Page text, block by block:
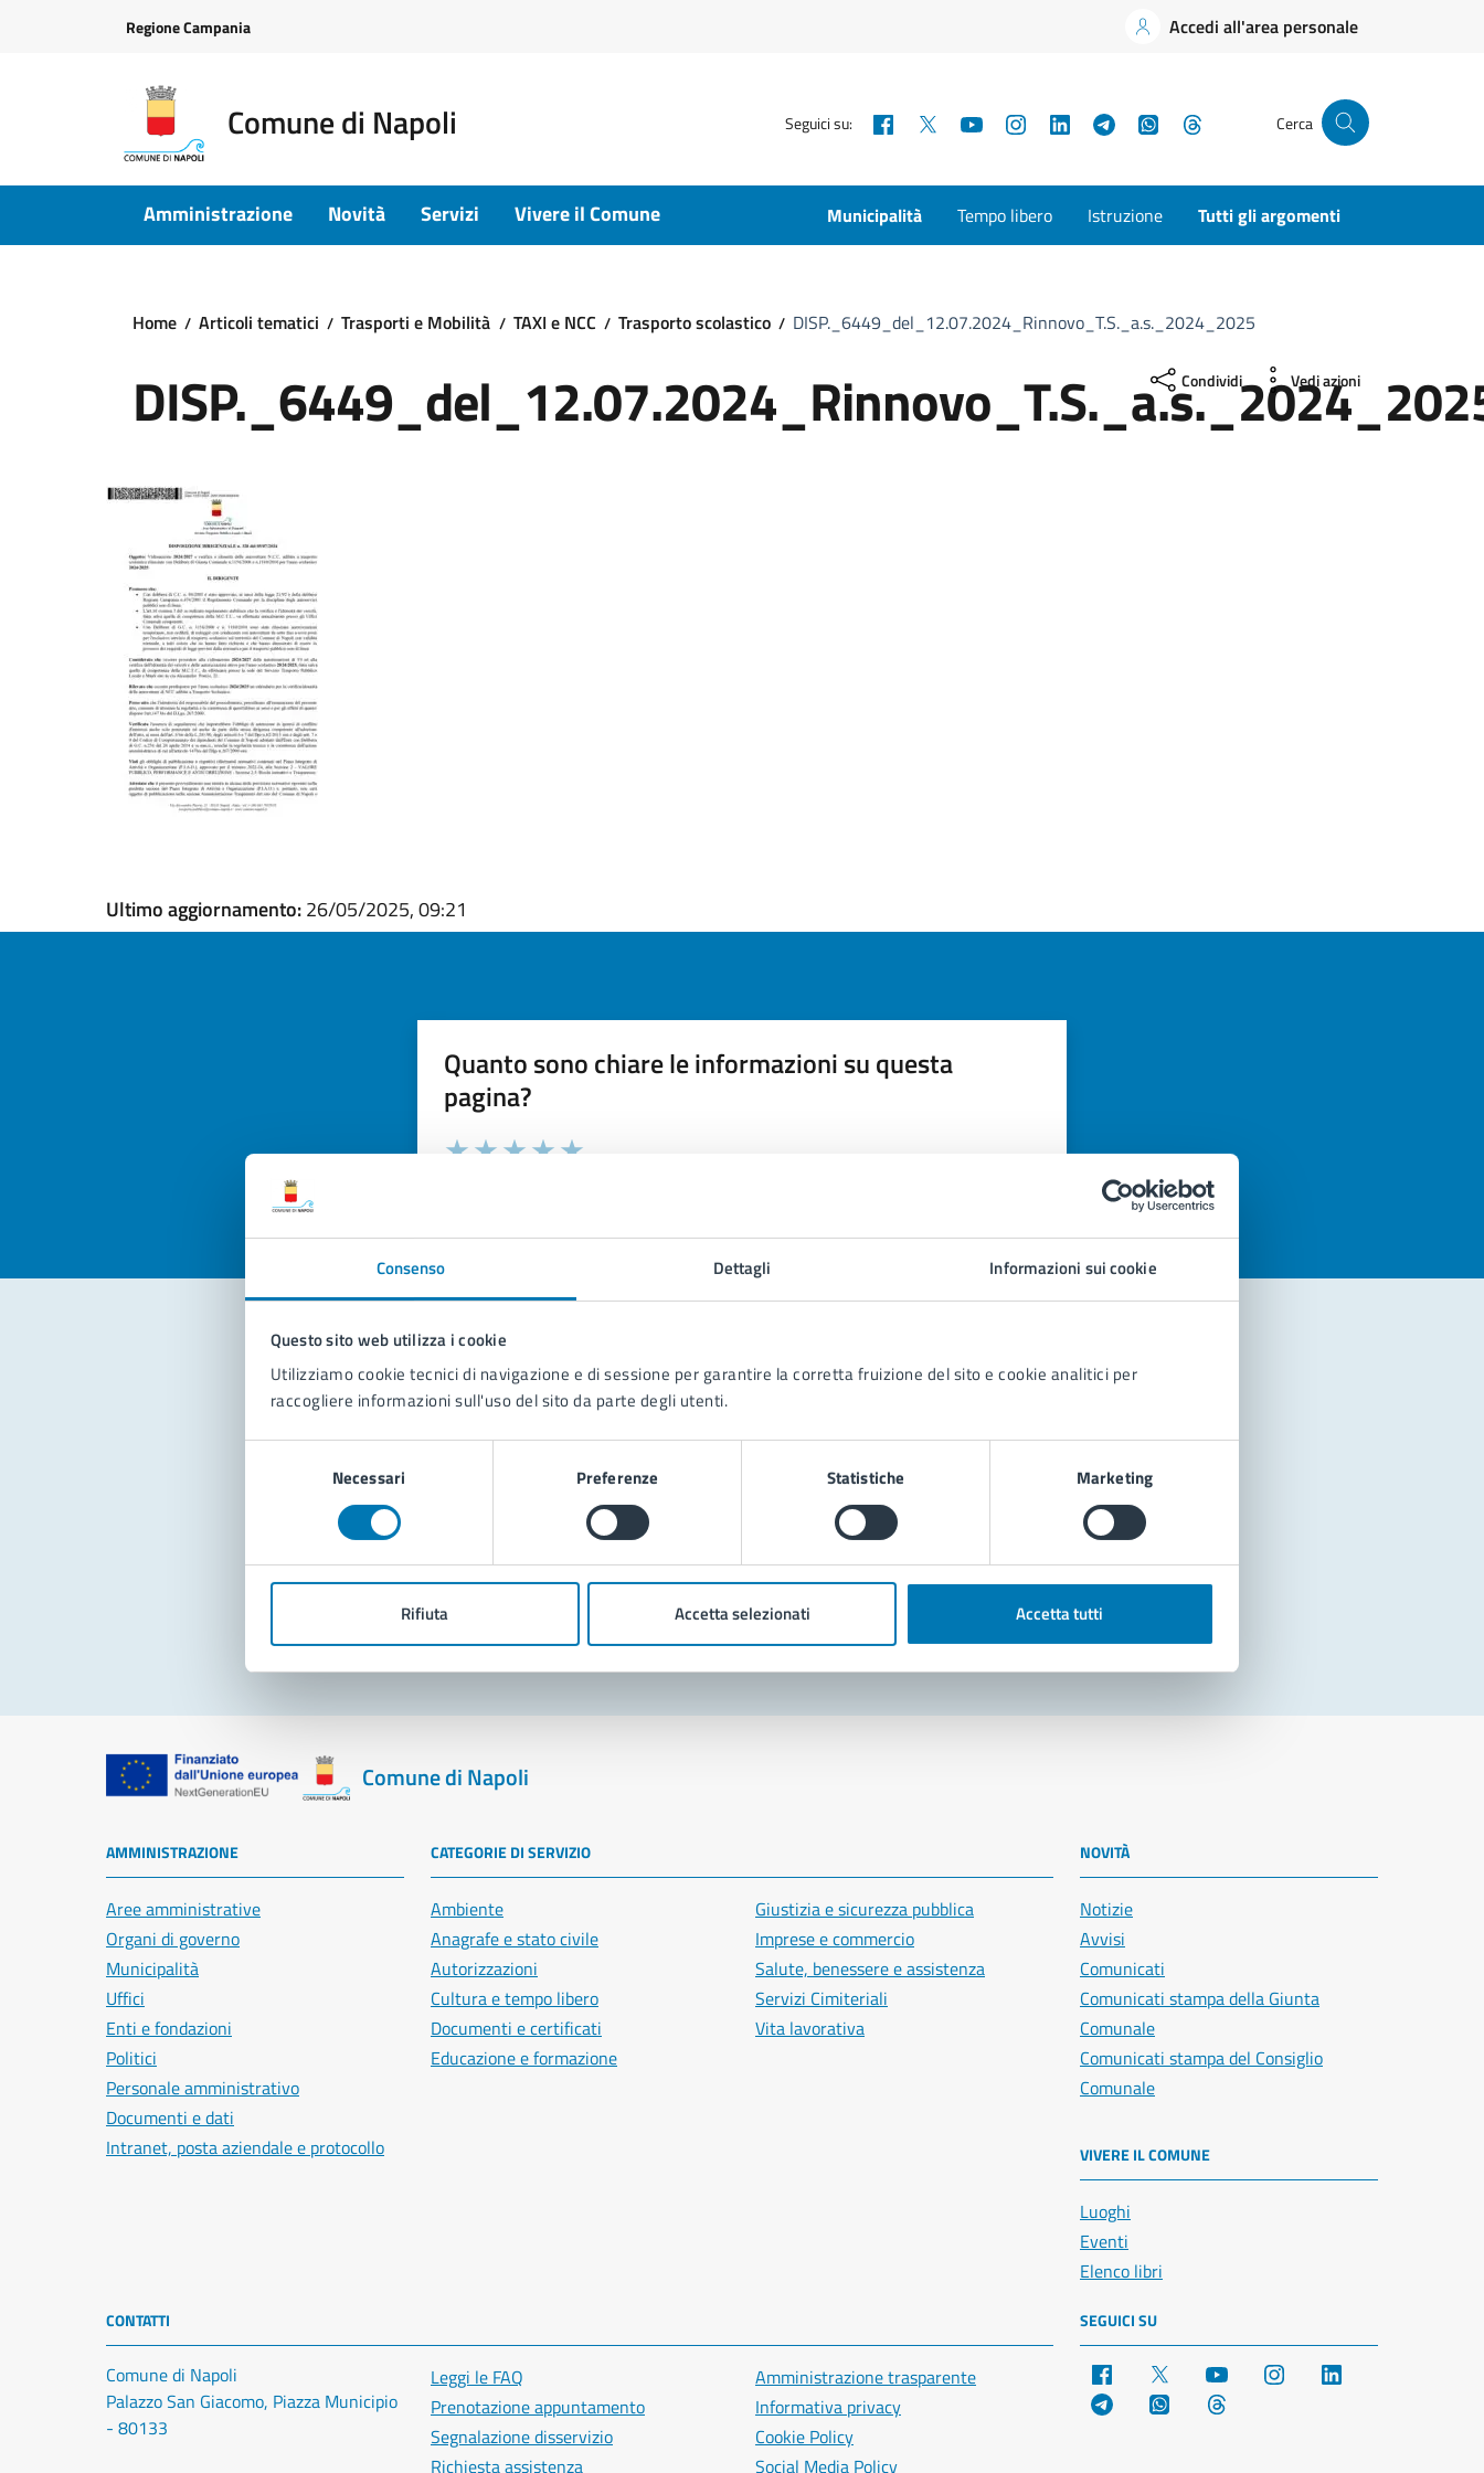
Consenso Dettagli Informazioni sui cookie
Questo sito web utilizza i cookie
Utilizziamo cookie tecnici di navigazione e di sessione per garantire la corretta fruizione del sito e cookie analitici per
raccogliere informazioni sull'uso del sito da parte degli utenti.
Necessari Preferenze Statistiche Marketing
Rifiuta Accetta selezionati Accetta tutti
Regione Campania Accedi all'area personale
Comune di Napoli Seguici su: Facebook YouTubeInstagramLinkedInTelegramWhatsApp Cerca
Amministrazione Novità Servizi Vivere il Comune Municipalità Tempo libero Istruzione Tutti gli argomenti
Home Articoli tematici Trasporti e Mobilità TAXI e NCC Trasporto scolastico DISP._6449_del_12.07.2024_Rinnovo_T.S._a.s._2024_2025
Condividi Vedi azioni
Ultimo aggiornamento:26/05/2025, 09:21
Quanto sono chiare le informazioni su questa
pagina?
Valuta la chiarezza delle informazioni (da 1 a 5 stelle)
Seleziona il numero di stelle per valutare la chiarezza delle informazioni
Contatta il comune
Richiedi assistenza
Prenota appuntamento
Problemi in città
Comune di Napoli
AMMINISTRAZIONE
Aree amministrative
Organi di governo
Municipalità
Uffici
Enti e fondazioni
Politici
Personale amministrativo
Documenti e dati
Intranet, posta aziendale e protocollo
CATEGORIE DI SERVIZIO
Ambiente
Anagrafe e stato civile
Autorizzazioni
Cultura e tempo libero
Documenti e certificati
Educazione e formazione
Giustizia e sicurezza pubblica
Imprese e commercio
Salute, benessere e assistenza
Servizi Cimiteriali
Vita lavorativa
NOVITÀ
Notizie
Avvisi
Comunicati
Comunicati stampa della Giunta
Comunale
Comunicati stampa del Consiglio
Comunale
VIVERE IL COMUNE
Luoghi
Eventi
Elenco libri
CONTATTI
Comune di Napoli
Palazzo San Giacomo, Piazza Municipio
- 80133
Leggi le FAQ
Prenotazione appuntamento
Segnalazione disservizio
Richiesta assistenza
Amministrazione trasparente
Informativa privacy
Cookie Policy
Social Media Policy
SEGUICI SU
Facebook YouTube Instagram
Telegram WhatsApp